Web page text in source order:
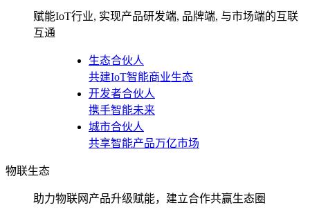
赋能IoT行业, 实现产品研发端, 品牌端, 与市场端的互联
互通
生态合伙人
共建IoT智能商业生态
开发者合伙人
携手智能未来
城市合伙人
共享智能产品万亿市场
物联生态
助力物联网产品升级赋能，建立合作共赢生态圈